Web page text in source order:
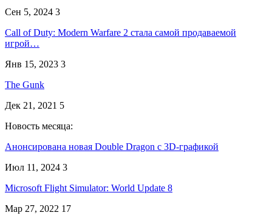
Сен 5, 2024 3
Call of Duty: Modern Warfare 2 стала самой продаваемой
игрой…
Янв 15, 2023 3
The Gunk
Дек 21, 2021 5
Новость месяца:
Анонсирована новая Double Dragon с 3D-графикой
Июл 11, 2024 3
Microsoft Flight Simulator: World Update 8
Мар 27, 2022 17